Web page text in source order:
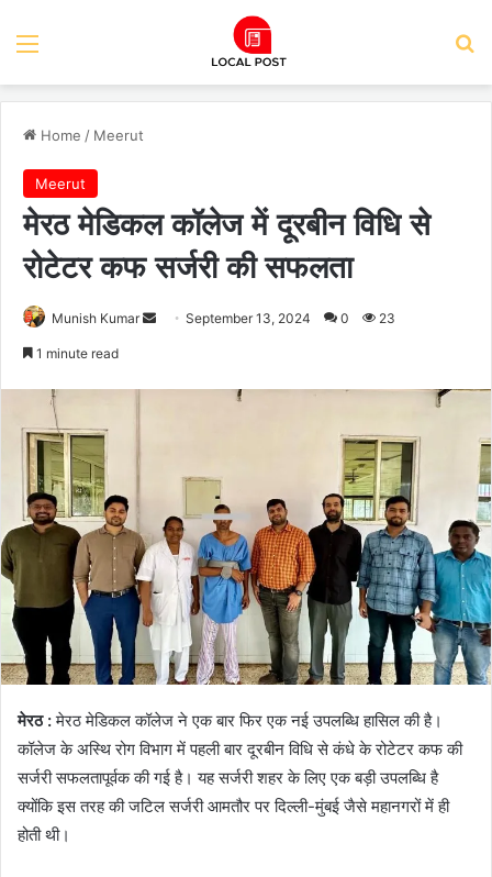
Menu
Home / Meerut
Meerut
मेरठ मेडिकल कॉलेज में दूरबीन विधि से
रोटेटर कफ सर्जरी की सफलता
Munish Kumar
SendSeptember 13, 2024 0 23
1 minute read
मेरठ :मेरठ मेडिकल कॉलेज ने एक बार फिर एक नई उपलब्धि हासिल की है।
कॉलेज के अस्थि रोग विभाग में पहली बार दूरबीन विधि से कंधे के रोटेटर कफ की
सर्जरी सफलतापूर्वक की गई है। यह सर्जरी शहर के लिए एक बड़ी उपलब्धि है
क्योंकि इस तरह की जटिल सर्जरी आमतौर पर दिल्ली-मुंबई जैसे महानगरों में ही
होती थी।